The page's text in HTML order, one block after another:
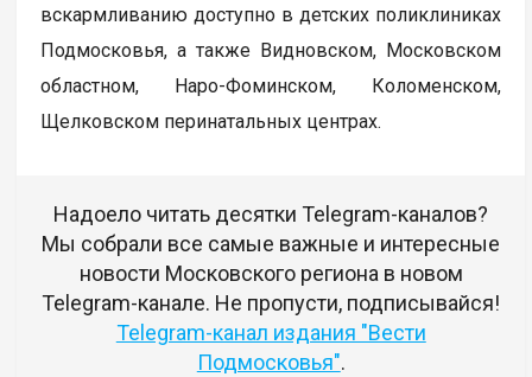
вскармливанию доступно в детских поликлиниках
Подмосковья, а также Видновском, Московском
областном, Наро-Фоминском, Коломенском,
Щелковском перинатальных центрах.
Надоело читать десятки Telegram-каналов?
Мы собрали все самые важные и интересные
новости Московского региона в новом
Telegram-канале. Не пропусти, подписывайся!
Telegram-канал издания "Вести
Подмосковья".